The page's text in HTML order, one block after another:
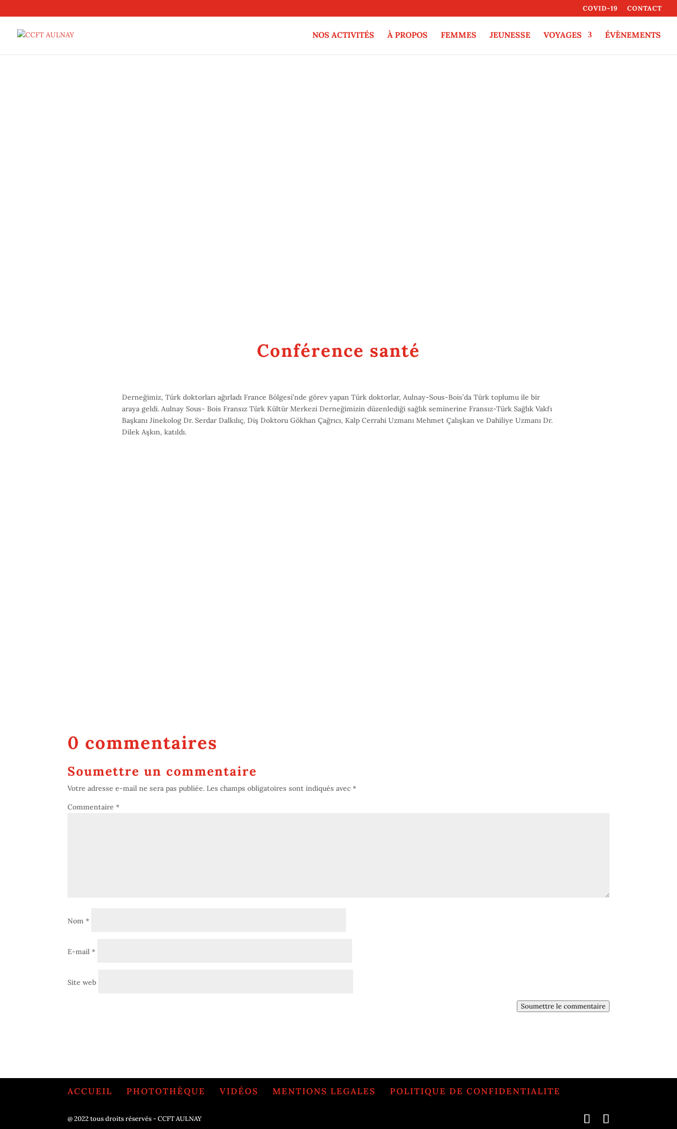
COVID-19 CONTACT
NOS ACTIVITÉS À PROPOS FEMMES JEUNESSE VOYAGES ÉVÈNEMENTS
Conférence santé
Derneğimiz, Türk doktorları ağırladı France Bölgesi’nde görev yapan Türk doktorlar, Aulnay-Sous-Bois’da Türk toplumu ile bir
araya geldi. Aulnay Sous- Bois Fransız Türk Kültür Merkezi Derneğimizin düzenlediği sağlık seminerine Fransız-Türk Sağlık Vakfı
Başkanı Jinekolog Dr. Serdar Dalkılıç, Diş Doktoru Gökhan Çağrıcı, Kalp Cerrahi Uzmanı Mehmet Çalışkan ve Dahiliye Uzmanı Dr.
Dilek Aşkın, katıldı.
0 commentaires
Soumettre un commentaire
Votre adresse e-mail ne sera pas publiée. Les champs obligatoires sont indiqués avec*
Commentaire*
Nom*
E-mail*
Site web
Soumettre le commentaire
ACCUEIL PHOTOTHÈQUE VIDÉOS MENTIONS LEGALES POLITIQUE DE CONFIDENTIALITE
@ 2022 tous droits réservés - CCFT AULNAY